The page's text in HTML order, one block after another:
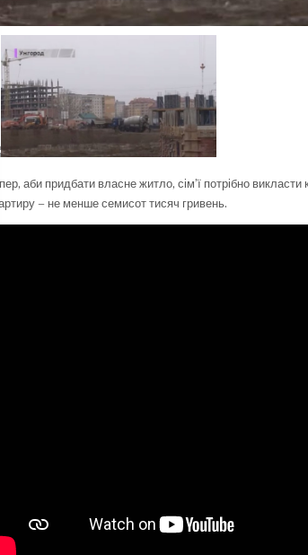
аби придбати власне житло, сім’ї потрібно
– не менше семисот тисяч гривень.